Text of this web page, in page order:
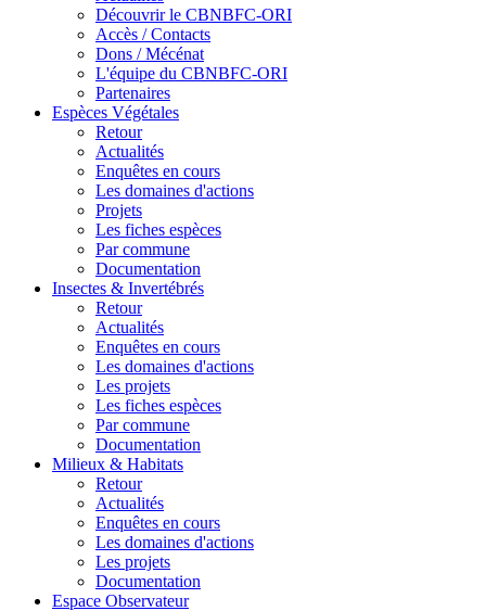
Découvrir le CBNBFC-ORI
Accès / Contacts
Dons / Mécénat
L'équipe du CBNBFC-ORI
Partenaires
Espèces Végétales
Retour
Actualités
Enquêtes en cours
Les domaines d'actions
Projets
Les fiches espèces
Par commune
Documentation
Insectes & Invertébrés
Retour
Actualités
Enquêtes en cours
Les domaines d'actions
Les projets
Les fiches espèces
Par commune
Documentation
Milieux & Habitats
Retour
Actualités
Enquêtes en cours
Les domaines d'actions
Les projets
Documentation
Espace Observateur